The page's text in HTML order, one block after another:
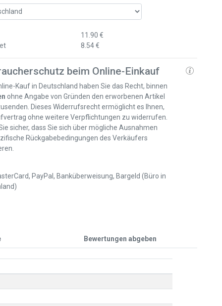
11.90 €
8.54 €
beim Online-Einkauf
Kauf in Deutschland haben Sie das Recht, binnen
ohne Angabe von Gründen den erworbenen Artikel
Dieses Widerrufsrecht ermöglicht es Ihnen,
ohne weitere Verpflichtungen zu widerrufen.
sicher, dass Sie sich über mögliche Ausnahmen
Rückgabebedingungen des Verkäufers
PayPal, Banküberweisung, Bargeld (Büro in
Bewertungen abgeben